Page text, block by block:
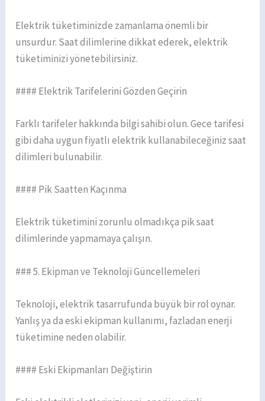
Elektrik tüketiminizde zamanlama önemli bir
unsurdur. Saat dilimlerine dikkat ederek, elektrik
tüketiminizi yönetebilirsiniz.
#### Elektrik Tarifelerini Gözden Geçirin
Farklı tarifeler hakkında bilgi sahibi olun. Gece tarifesi
gibi daha uygun fiyatlı elektrik kullanabileceğiniz saat
dilimleri bulunabilir.
#### Pik Saatten Kaçınma
Elektrik tüketimini zorunlu olmadıkça pik saat
dilimlerinde yapmamaya çalışın.
### 5. Ekipman ve Teknoloji Güncellemeleri
Teknoloji, elektrik tasarrufunda büyük bir rol oynar.
Yanlış ya da eski ekipman kullanımı, fazladan enerji
tüketimine neden olabilir.
#### Eski Ekipmanları Değiştirin